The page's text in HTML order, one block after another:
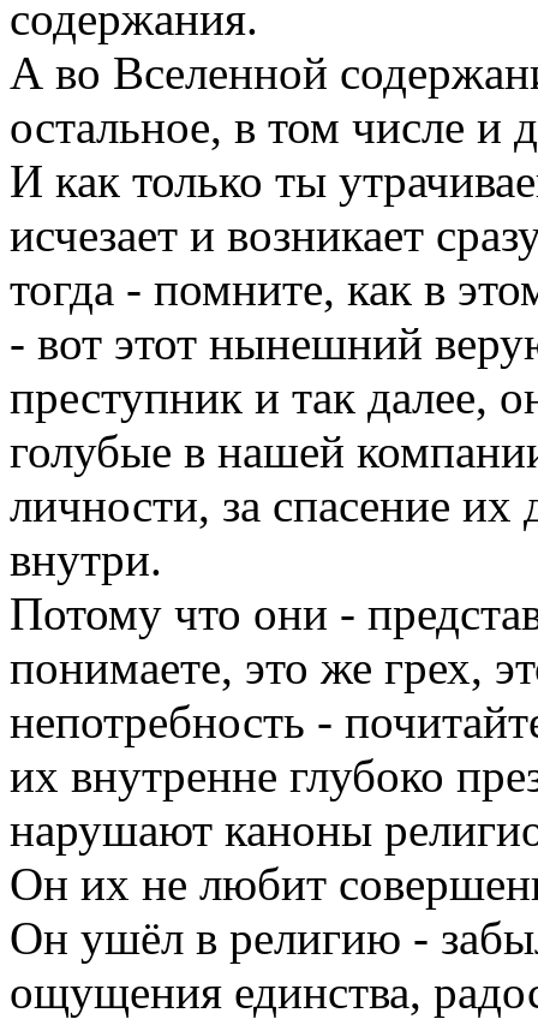
содержания.
А во Вселенной
остальное, в том числе и
И как только ты
исчезает и возникает
тогда - помните, как в
- вот этот нынешний
преступник и так далее,
голубые в нашей
личности, за спасение
внутри.
Потому что они -
понимаете, это же грех,
непотребность -
их внутренне глубоко
нарушают каноны
Он их не любит
Он ушёл в религию -
ощущения единства,